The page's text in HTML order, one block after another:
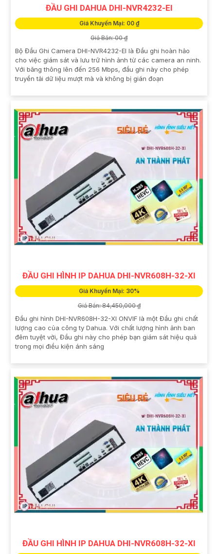
ĐẦU GHI DAHUA DHI-NVR4232-EI
Giá Khuyến Mại: 00 ₫
Giá Bán: 00 ₫
Bộ Đầu Ghi Camera DHI-NVR4232-EI là Đầu ghi hoàn hảo
cho việc giám sát và lưu trữ hình ảnh từ các camera an ninh.
Với băng thông lên đến 256 Mbps, đầu ghi này cho phép
truyền tải dữ liệu mượt mà và không bị gián đoạn
ĐẦU GHI HÌNH IP DAHUA DHI-NVR608H-32-XI
Giá Khuyến Mại: 30%
Giá Bán: 84,450,000 ₫
Đầu ghi hình DHI-NVR608H-32-XI ONVIF là một Đầu ghi chất
lượng cao của công ty Dahua. Với chất lượng hình ảnh ban
đêm tuyệt vời, Đầu ghi này cho phép bạn giám sát hiệu quả
trong mọi điều kiện ánh sáng
ĐẦU GHI HÌNH IP DAHUA DHI-NVR608H-32-XI